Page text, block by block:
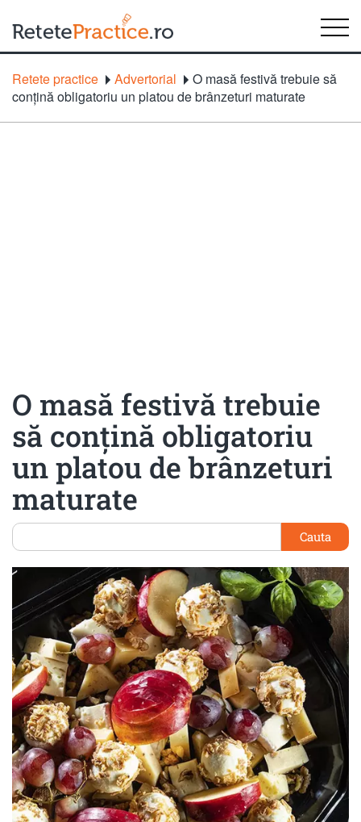
Retete practice Advertorial
O masă festivă trebuie să
conțină obligatoriu un platou de brânzeturi maturate
O masă festivă trebuie
să conțină obligatoriu
un platou de brânzeturi
maturate
Cauta